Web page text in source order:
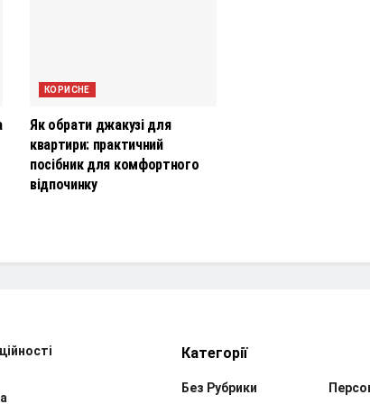
КОРИСНЕ
Як обрати джакузі для
квартири: практичний
посібник для комфортного
відпочинку
Категорії
Без Рубрики